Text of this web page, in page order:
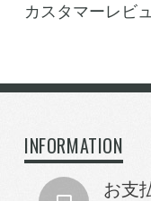
カスタマーレビ
INFORMATION
お支